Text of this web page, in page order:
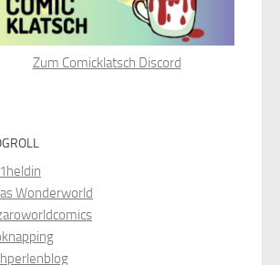
Zum Comicklatsch Discord
Wonderworld